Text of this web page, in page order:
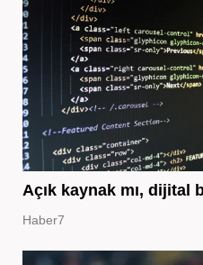
Açık kaynak mı, dijital
Haber7